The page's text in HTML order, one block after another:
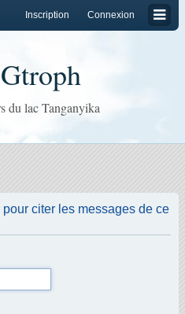
Connexion
Inscription
du lac Tanganyika
citer les messages de ce